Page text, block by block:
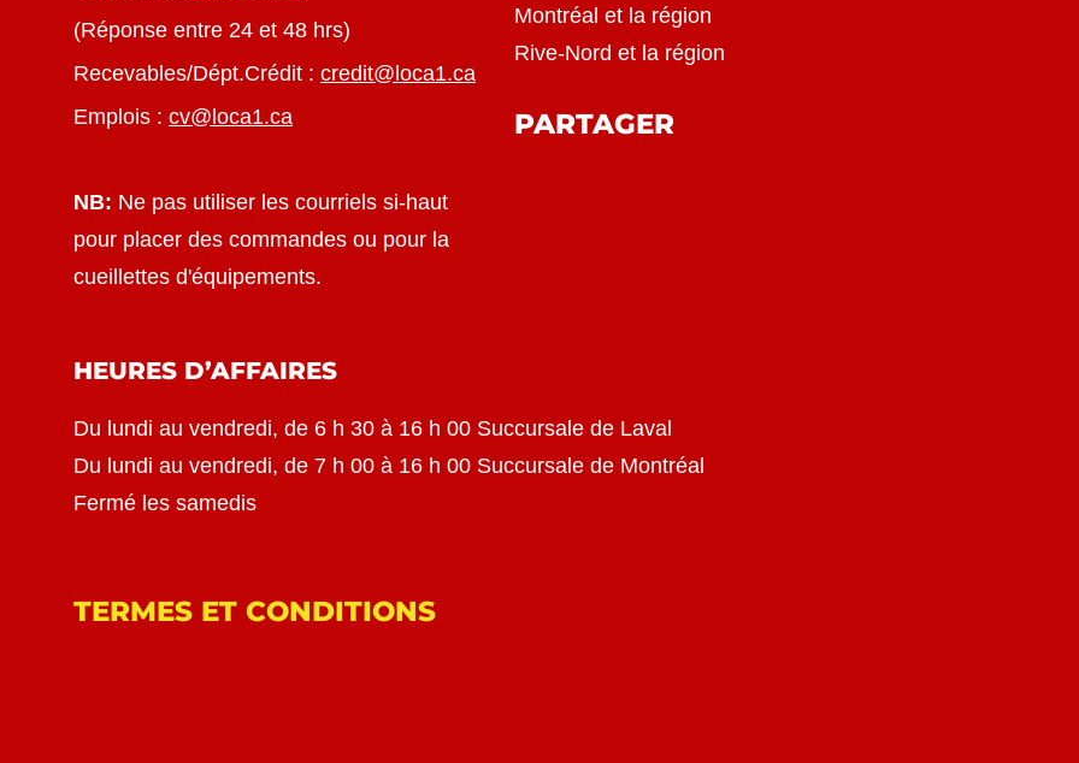
(Réponse entre 24 et 48 hrs)
Recevables/Dépt.Crédit : credit@loca1.ca
Emplois : cv@loca1.ca
NB: Ne pas utiliser les courriels si-haut
pour placer des commandes ou pour la
cueillettes d'équipements.
HEURES D’AFFAIRES
Du lundi au vendredi, de 6 h 30 à 16 h 00 Succursale de Laval
Du lundi au vendredi, de 7 h 00 à 16 h 00 Succursale de Montréal
Fermé les samedis
TERMES ET CONDITIONS
Montréal et la région
Rive-Nord et la région
PARTAGER